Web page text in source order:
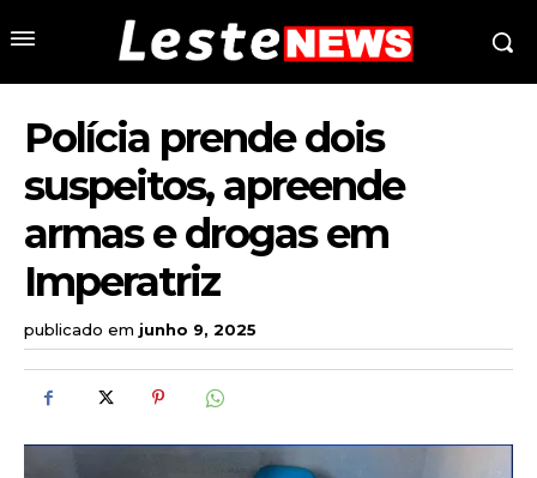
Polícia prende dois
suspeitos, apreende
armas e drogas em
Imperatriz
publicado em junho 9, 2025